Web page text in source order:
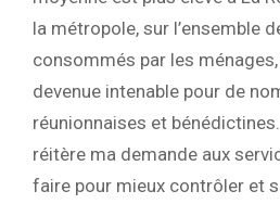
la métropole, sur l’ensemble
consommés par les
devenue intenable pour de
réunionnaises et
réitère ma demande aux
faire pour mieux contrôler et